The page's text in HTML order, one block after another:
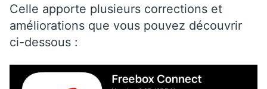
Celle apporte plusieurs corrections et
améliorations que vous pouvez découvrir
ci-dessous :